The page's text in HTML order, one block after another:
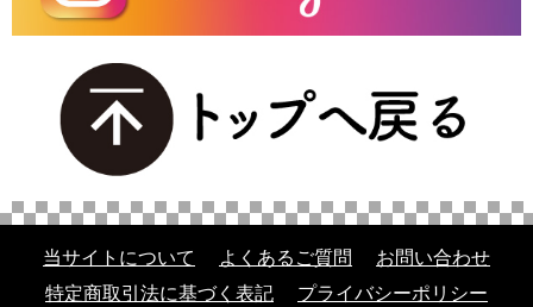
当サイトについて よくあるご質問
お問い合わせ
特定商取引法に基づく表記
プライバシーポリシー